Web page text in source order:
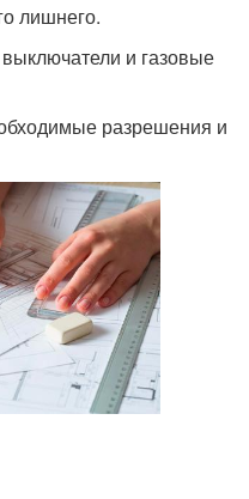
лишнего.
и газовые
разрешения и